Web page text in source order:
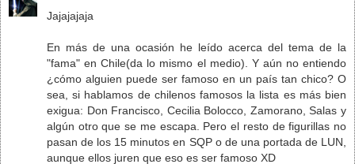
Jajajajaja
En más de una ocasión he leído acerca del tema de la
"fama" en Chile(da lo mismo el medio). Y aún no entiendo
¿cómo alguien puede ser famoso en un país tan chico? O
sea, si hablamos de chilenos famosos la lista es más bien
exigua: Don Francisco, Cecilia Bolocco, Zamorano, Salas y
algún otro que se me escapa. Pero el resto de figurillas no
pasan de los 15 minutos en SQP o de una portada de LUN,
aunque ellos juren que eso es ser famoso XD